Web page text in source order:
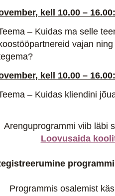
kell 10.00 – 16.00:
– Kuidas ma selle
vajan
kell 10.00 – 16.00:
– Kuidas kliendini
Arenguprogrammi viib läbi
Loovusaida
Programmis osalemist